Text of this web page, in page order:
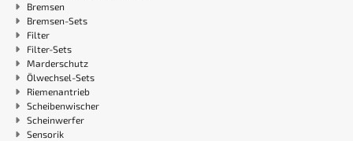
Bremsen
Bremsen-Sets
Filter
Filter-Sets
Marderschutz
Ölwechsel-Sets
Riemenantrieb
Scheibenwischer
Scheinwerfer
Sensorik